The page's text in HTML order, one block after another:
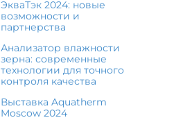
ЭкваТэк 2024: новые
возможности и
партнерства
Анализатор влажности
зерна: современные
технологии для точного
контроля качества
Выставка Aquatherm
Moscow 2024